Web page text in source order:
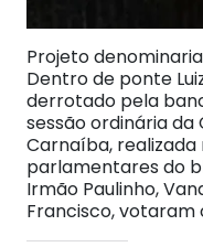
Projeto
Dentro de ponte
derrotado pela
sessão ordinária
Carnaíba,
parlamentares do
Irmão Paulinho,
Francisco,